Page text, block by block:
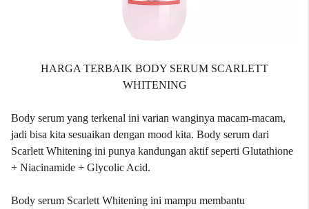
HARGA TERBAIK BODY SERUM SCARLETT
WHITENING
Body serum yang terkenal ini varian wanginya macam-macam,
jadi bisa kita sesuaikan dengan mood kita. Body serum dari
Scarlett Whitening ini punya kandungan aktif seperti Glutathione
+ Niacinamide + Glycolic Acid.
Body serum Scarlett Whitening ini mampu membantu